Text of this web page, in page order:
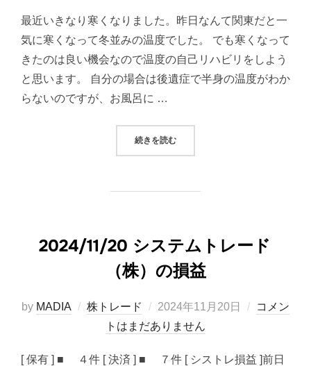
最近いきなり寒くなりました。昨日なんて関東だと一
気に寒くなって冬並みの温度でした。 でも寒くなって
きたのは良い機会なので温度の自己リハビリをしよう
と思います。 自分の場合は後遺症で半身の温度がわか
らないのですが、お風呂に …
続きを読む“寒くなってきたので温度リハビリ
2024/11/20 システムトレード
（株）の損益
by MADIA 株トレード
投
稿
2024年11月20日
コメン
トはまだありません
[ 保有 ] ■ ４件 [ 決済 ] ■ ７件 [ シストレ損益 ]前日